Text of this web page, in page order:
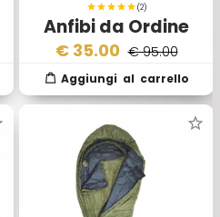
(2)
Anfibi da Ordine
Pubblico Polizia
Italiana
€ 35.00 € 95.00